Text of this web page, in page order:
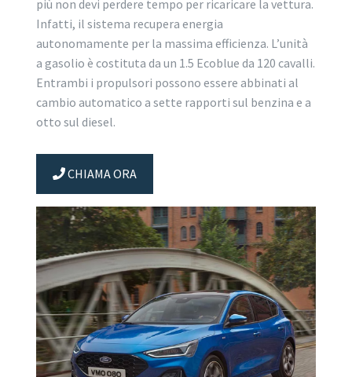
più non devi perdere tempo per ricaricare la vettura.
Infatti, il sistema recupera energia
autonomamente per la massima efficienza. L’unità
a gasolio è costituta da un 1.5 Ecoblue da 120 cavalli.
Entrambi i propulsori possono essere abbinati al
cambio automatico a sette rapporti sul benzina e a
otto sul diesel.
CHIAMA ORA